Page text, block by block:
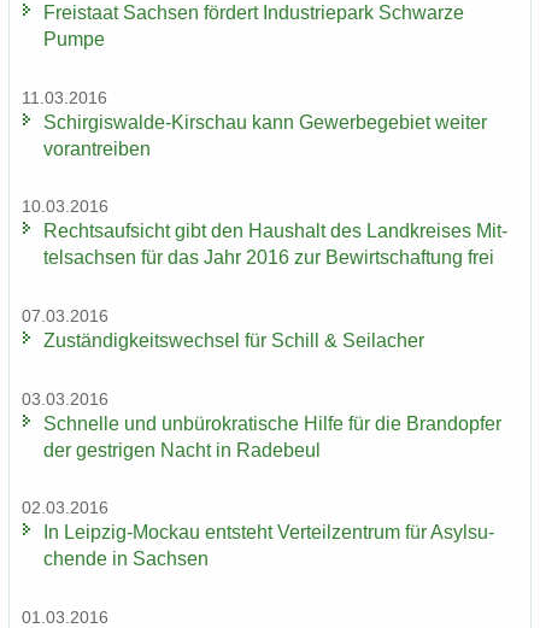
Frei­staat Sach­sen för­dert In­dus­trie­park Schwar­ze
Pumpe
11.03.2016
Schirgiswalde-​Kirschau kann Ge­wer­be­ge­biet wei­ter
vor­an­trei­ben
10.03.2016
Rechts­auf­sicht gibt den Haus­halt des Land­krei­ses Mit­
tel­sach­sen für das Jahr 2016 zur Be­wirt­schaf­tung frei
07.03.2016
Zu­stän­dig­keits­wech­sel für Schill & Seil­a­cher
03.03.2016
Schnel­le und un­bü­ro­kra­ti­sche Hilfe für die Brand­op­fer
der gest­ri­gen Nacht in Ra­de­beul
02.03.2016
In Leipzig-​Mockau ent­steht Ver­teil­zen­trum für Asyl­su­
chen­de in Sach­sen
01.03.2016